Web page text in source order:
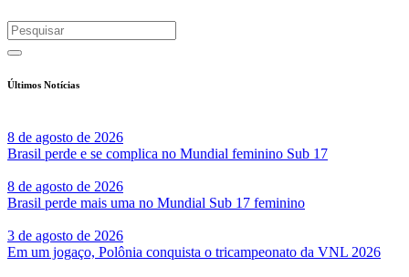
Últimos Notícias
8 de agosto de 2026
Brasil perde e se complica no Mundial feminino Sub 17
8 de agosto de 2026
Brasil perde mais uma no Mundial Sub 17 feminino
3 de agosto de 2026
Em um jogaço, Polônia conquista o tricampeonato da VNL 2026